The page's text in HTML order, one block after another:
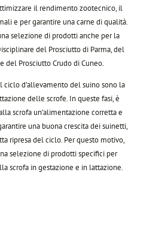
il rendimento zootecnico, il
e per garantire una carne di qualità.
selezione di prodotti anche per la
del Prosciutto di Parma, del
del Prosciutto Crudo di Cuneo.
ciclo d’allevamento del suino sono la
delle scrofe. In queste fasi, è
scrofa un’alimentazione corretta e
una buona crescita dei suinetti,
ripresa del ciclo. Per questo motivo,
selezione di prodotti specifici per
scrofa in gestazione e in lattazione.